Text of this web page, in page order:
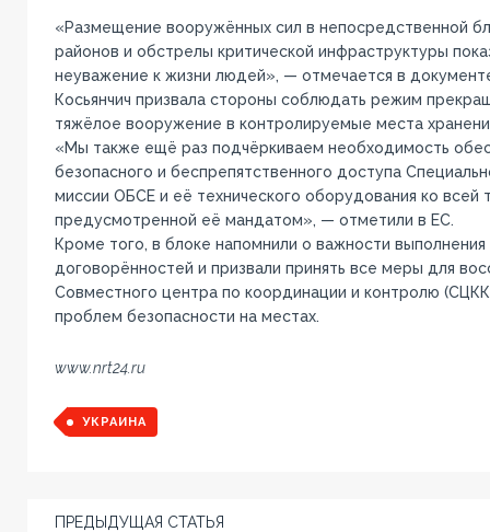
«Размещение вооружённых сил в непосредственной
районов и обстрелы критической инфраструктуры
неуважение к жизни людей», — отмечается в
Косьянчич призвала стороны соблюдать режим
тяжёлое вооружение в контролируемые места
«Мы также ещё раз подчёркиваем необходимость
безопасного и беспрепятственного доступа
миссии ОБСЕ и её технического оборудования ко всей
предусмотренной её мандатом», — отметили в ЕС.
Кроме того, в блоке напомнили о важности
договорённостей и призвали принять все меры для
Совместного центра по координации и контролю
проблем безопасности на местах.
www.nrt24.ru
УКРАИНА
ПРЕДЫДУЩАЯ СТАТЬЯ